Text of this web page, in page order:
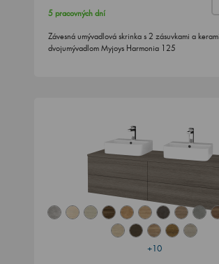
5 pracovných dní
Závesná umývadlová skrinka s 2 zásuvkami a
dvojumývadlom Myjoys Harmonia 125
+10